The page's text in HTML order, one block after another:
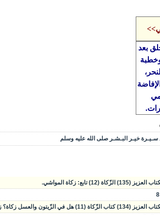
بعد
وخطبة
خيـر البـشـر صلى الله عليه وسلم
تابع: زكاة المواشي.
والعسل زكاة؟ زكاة المواشي.